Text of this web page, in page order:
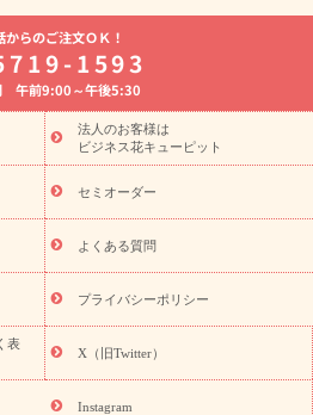
の花特集
誕生日フラワーギフト特集
ウ)
開店・開業祝い
お供え・お悔やみの花
儀に贈る花 胡蝶蘭・花鉢
ント
ひまわり ギフト・プレゼント
季節のイベント
お盆 花（新
初盆）
お盆・お供え 花とセットギ
ブドフラワー
ひまわり ギフト・プ
お中元・暑中見舞い 花のギフト特集
・プレゼント特集
敬老の日 花のおすすめランキング
敬
レゼント特集
敬老の日 花とセットギ
の日の花 全てのギフト一覧
キャン
ーディアンズ』コラボキャンペーン
キャンペーン
誕生日の花を探す
生日フラワーギフト特集
からのご注文ＯＫ！
1593
午前9:00～午後5:30
法人のお客様は
ビジネス花キューピット
セミオーダー
よくある質問
プライバシーポリシー
表
X（旧Twitter）
Instagram